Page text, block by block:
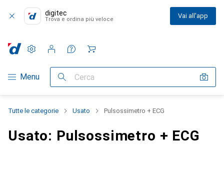
digitec
Trova e ordina più veloce Vai all'app
Categoria Navigazione
Menu Cerca
Impostazioni
Conto cliente
Liste di confronto
Liste dei desideri
Carrello
Tutte le categorie Usato Pulsossimetro + ECG
Usato: Pulsossimetro + ECG